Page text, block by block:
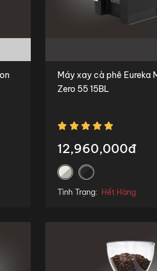
Máy xay cà phê Eureka Mignon
Zero 55 15BL
12,960,000đ
Tình Trạng: Hết Hàng